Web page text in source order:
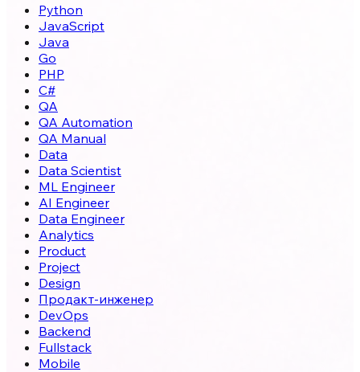
Python
JavaScript
Java
Go
PHP
C#
QA
QA Automation
QA Manual
Data
Data Scientist
ML Engineer
AI Engineer
Data Engineer
Analytics
Product
Project
Design
Продакт-инженер
DevOps
Backend
Fullstack
Mobile